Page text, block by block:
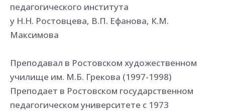
педагогического института
у Н.Н. Ростовцева, В.П. Ефанова, К.М.
Максимова
Преподавал в Ростовском художественном
училище им. М.Б. Грекова (1997-1998)
Преподает в Ростовском государственном
педагогическом университете с 1973